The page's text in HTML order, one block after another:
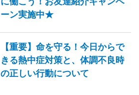
ーン実施中★
【重要】命を守る！今日からで
きる熱中症対策と、体調不良時
の正しい行動について